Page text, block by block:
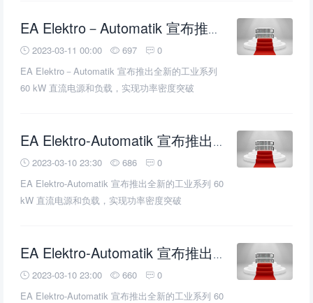
EA Elektro－Automatik 宣布推出全新的工业系列 60 kW
2023-03-11 00:00
697
0
EA Elektro－Automatik 宣布推出全新的工业系列
60 kW 直流电源和负载，实现功率密度突破
EA Elektro-Automatik 宣布推出全新的工业系列 60 kW
2023-03-10 23:30
686
0
EA Elektro-Automatik 宣布推出全新的工业系列 60
kW 直流电源和负载，实现功率密度突破
EA Elektro-Automatik 宣布推出全新的工业系列 60 kW
2023-03-10 23:00
660
0
EA Elektro-Automatik 宣布推出全新的工业系列 60